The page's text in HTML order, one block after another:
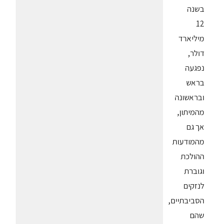
בשנה
12
מיליארד
דולר,
נפגעה
בראש
ובראשונה
מהמיתון,
אך גם
מהמודעות
ההולכת
וגוברת
לנזקים
הסביבתיים,
שהם